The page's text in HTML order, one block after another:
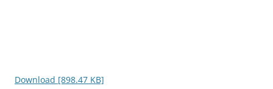
Download [898.47 KB]